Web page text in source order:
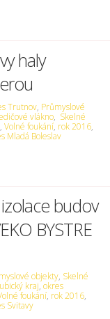
haly
Trutnov, Průmyslové
vlákno, Skelné
,Volné foukání, rok 2016,
Mladá Boleslav
budov
BYSTRE
objekty, Skelné
kraj,okres
foukání, rok 2016,
Svitavy